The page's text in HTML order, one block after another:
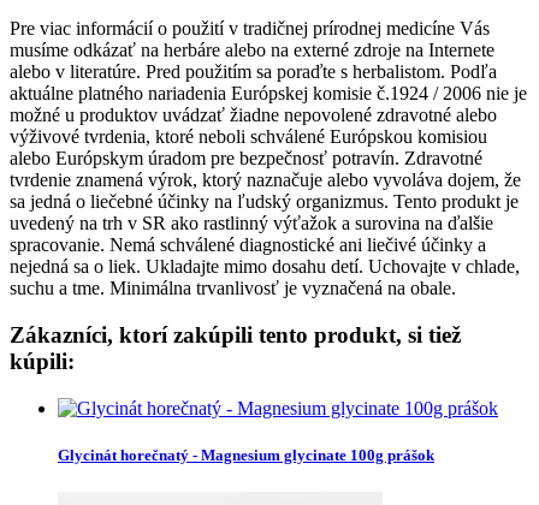
Pre viac informácií o použití v tradičnej prírodnej medicíne Vás
musíme odkázať na herbáre alebo na externé zdroje na Internete
alebo v literatúre. Pred použitím sa poraďte s herbalistom. Podľa
aktuálne platného nariadenia Európskej komisie č.1924 / 2006 nie je
možné u produktov uvádzať žiadne nepovolené zdravotné alebo
výživové tvrdenia, ktoré neboli schválené Európskou komisiou
alebo Európskym úradom pre bezpečnosť potravín. Zdravotné
tvrdenie znamená výrok, ktorý naznačuje alebo vyvoláva dojem, že
sa jedná o liečebné účinky na ľudský organizmus. Tento produkt je
uvedený na trh v SR ako rastlinný výťažok a surovina na ďalšie
spracovanie. Nemá schválené diagnostické ani liečivé účinky a
nejedná sa o liek. Ukladajte mimo dosahu detí. Uchovajte v chlade,
suchu a tme. Minimálna trvanlivosť je vyznačená na obale.
Zákazníci, ktorí zakúpili tento produkt, si tiež
kúpili:
Glycinát horečnatý - Magnesium glycinate 100g prášok